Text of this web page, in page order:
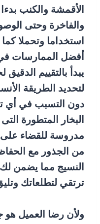
الأقمشة والكنب
والفاخرة وحتى
استخداما وتحملا
أفضل الممارسات
يبدأ بالتقييم
لتحديد الطريقة
دون التسبب في أي
البخار المتطورة
مدروسة للقضاء على
من الجذور مع
النسيج مما يضمن
ترتقي لتطلعاتك
ولأن رضا العميل